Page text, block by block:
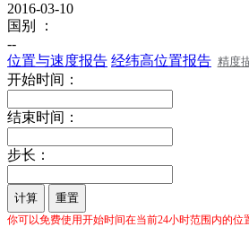
2016-03-10
国别 ：
--
位置与速度报告 经纬高位置报告 精度
开始时间：
结束时间：
步长：
计算 重置
你可以免费使用开始时间在当前24小时范围内的位